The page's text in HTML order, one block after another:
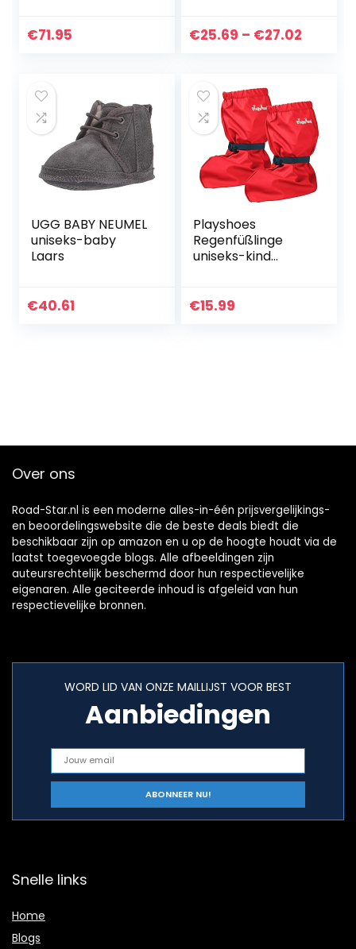
€71.95 €25.69 – €27.02
€27.02
UGG BABY NEUMEL
uniseks-baby
Laars
€40.61
Playshoes
Regenfüßlinge
uniseks-kind
€15.99
Over ons
Road-Star.nl is een moderne alles-in-één prijsvergelijkings-
en beoordelingswebsite die de beste deals biedt die
beschikbaar zijn op amazon en u op de hoogte houdt via de
laatst toegevoegde blogs. Alle afbeeldingen zijn
auteursrechtelijk beschermd door hun respectievelijke
eigenaren. Alle geciteerde inhoud is afgeleid van hun
respectievelijke bronnen.
WORD LID VAN ONZE MAILLIJST VOOR BEST
Aanbiedingen
Snelle links
Home
Blogs